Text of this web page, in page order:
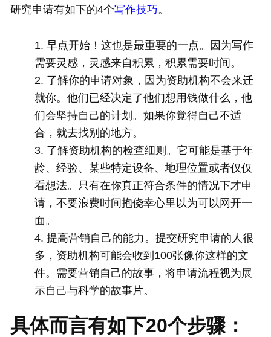
研究申请有如下的4个写作技巧。
早点开始！这也是最重要的一点。因为写作
需要灵感，灵感来自积累，积累需要时间。
了解你的申请对象，因为资助机构不会来迁
就你。他们已经决定了他们想用钱做什么，他
们会坚持自己的计划。如果你觉得自己不适
合，就去找别的地方。
了解资助机构的检查细则。它可能是基于年
龄、经验、某些特定设备、地理位置或者仅仅
看想法。只有在你真正符合条件的情况下才申
请，不要浪费时间抱侥幸心里以为可以网开一
面。
提高营销自己的能力。提交研究申请的人很
多，资助机构可能会收到100张像你这样的文
件。需要营销自己的故事，将申请流程视为展
示自己与科学的故事片。
具体而言有如下20个步骤：